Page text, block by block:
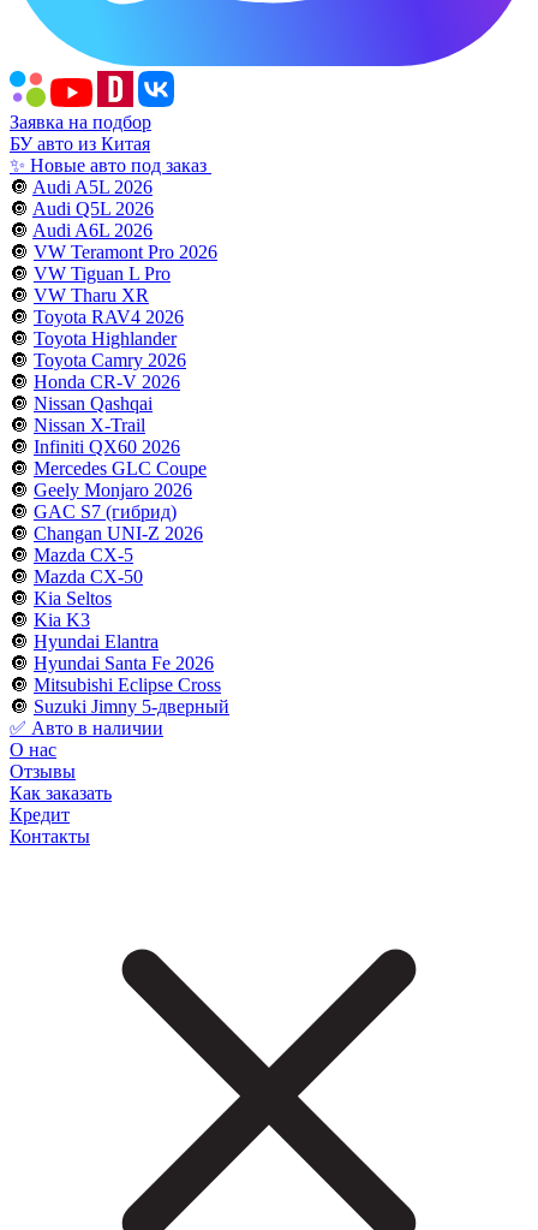
Заявка на подбор
БУ авто из Китая
✨ Новые авто под заказ
🔘 Audi A5L 2026
🔘 Audi Q5L 2026
🔘 Audi A6L 2026
🔘 VW Teramont Pro 2026
🔘 VW Tiguan L Pro
🔘 VW Tharu XR
🔘 Toyota RAV4 2026
🔘 Toyota Highlander
🔘 Toyota Camry 2026
🔘 Honda CR-V 2026
🔘 Nissan Qashqai
🔘 Nissan X-Trail
🔘 Infiniti QX60 2026
🔘 Mercedes GLC Coupe
🔘 Geely Monjaro 2026
🔘 GAC S7 (гибрид)
🔘 Changan UNI-Z 2026
🔘 Mazda CX-5
🔘 Mazda CX-50
🔘 Kia Seltos
🔘 Kia K3
🔘 Hyundai Elantra
🔘 Hyundai Santa Fe 2026
🔘 Mitsubishi Eclipse Cross
🔘 Suzuki Jimny 5-дверный
✅ Авто в наличии
О нас
Отзывы
Как заказать
Кредит
Контакты